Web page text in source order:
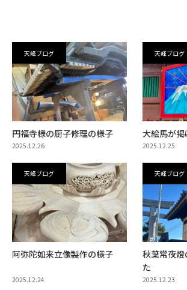
天峰ブログ
円福寺様の厨子修理の様子
2025.12.26
天峰ブログ
大絵馬が
2025.12.25
天峰ブログ
阿弥陀如来立像製作の様子
2025.12.24
天峰ブログ
秋葉常夜
た
2025.12.23